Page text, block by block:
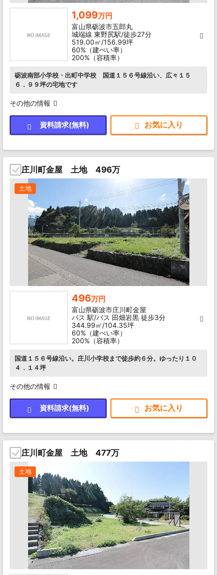
1,099万円
富山県砺波市五郎丸
城端線 東野尻駅/徒歩27分
519.00㎡/156.99坪
60%（建ぺい率）
200%（容積率）
砺波南部小学校・出町中学校 国道１５６号線沿い、広々１５
６．９９坪の宅地です
その他の情報
資料請求(無料)
庄川町金屋 土地 496万
土地
496万円
富山県砺波市庄川町金屋
バス 駅/バス 田畑岩黒 徒歩3分
344.99㎡/104.35坪
60%（建ぺい率）
200%（容積率）
国道１５６号線沿い。庄川小学校まで徒歩約６分。ゆったり１０
４．１４坪
その他の情報
資料請求(無料)
庄川町金屋 土地 477万
土地